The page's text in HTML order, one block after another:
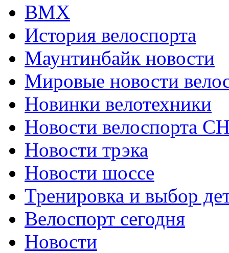
ВМХ
История велоспорта
Маунтинбайк новости
Мировые новости
Новинки велотехники
Новости велоспорта
Новости трэка
Новости шоссе
Тренировка и выбор
Велоспорт сегодня
Новости